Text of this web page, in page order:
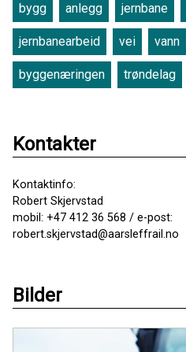
bygg anlegg jernbane
jernbanearbeid vei vann
byggenæringen trøndelag
Kontakter
Kontaktinfo:
Robert Skjervstad
mobil: +47 412 36 568 / e-post:
robert.skjervstad@aarsleffrail.no
Bilder